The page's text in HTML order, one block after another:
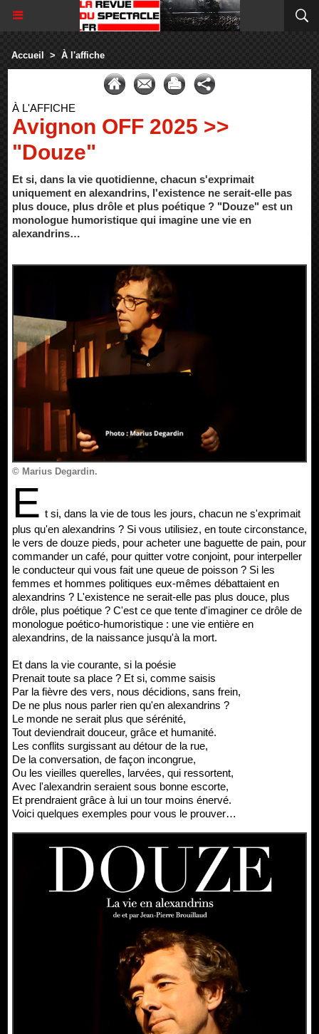
Accueil > À l'affiche
À L'AFFICHE
Avignon OFF 2025 >>
"Douze"
Et si, dans la vie quotidienne, chacun s'exprimait
uniquement en alexandrins, l'existence ne serait-elle pas
plus douce, plus drôle et plus poétique ? "Douze" est un
monologue humoristique qui imagine une vie en
alexandrins…
© Marius Degardin.
E t si, dans la vie de tous les jours, chacun ne s'exprimait
plus qu'en alexandrins ? Si vous utilisiez, en toute circonstance,
le vers de douze pieds, pour acheter une baguette de pain, pour
commander un café, pour quitter votre conjoint, pour interpeller
le conducteur qui vous fait une queue de poisson ? Si les
femmes et hommes politiques eux-mêmes débattaient en
alexandrins ? L'existence ne serait-elle pas plus douce, plus
drôle, plus poétique ? C'est ce que tente d'imaginer ce drôle de
monologue poético-humoristique : une vie entière en
alexandrins, de la naissance jusqu'à la mort.
Et dans la vie courante, si la poésie
Prenait toute sa place ? Et si, comme saisis
Par la fièvre des vers, nous décidions, sans frein,
De ne plus nous parler rien qu'en alexandrins ?
Le monde ne serait plus que sérénité,
Tout deviendrait douceur, grâce et humanité.
Les conflits surgissant au détour de la rue,
De la conversation, de façon incongrue,
Ou les vieilles querelles, larvées, qui ressortent,
Avec l'alexandrin seraient sous bonne escorte,
Et prendraient grâce à lui un tour moins énervé.
Voici quelques exemples pour vous le prouver…